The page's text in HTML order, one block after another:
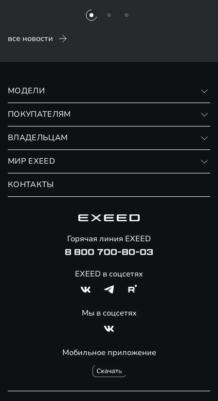
все новости
МОДЕЛИ
ПОКУПАТЕЛЯМ
Страхование
ВЛАДЕЛЬЦАМ
Сервис
Помощь на дорогах
Специальные предложения
МИР EXEED
КОНТАКТЫ
Мобильное приложение
Горячая линия EXEED
8 800 700-80-03
EXEED в соцсетях
Мы в соцсетях